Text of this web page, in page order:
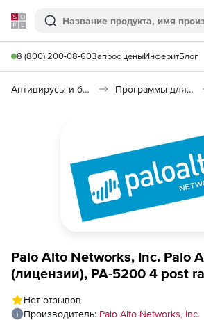
Softline
Поиск
8 (800) 200-08-60Запрос ценыИнферитБлог
Антивирусы и безопасность Программы для защиты информации
Palo Alto Networks, Inc. Palo
(лицензии), PA-5200 4 post
Нет отзывов
Производитель: Palo Alto Networks, Inc.